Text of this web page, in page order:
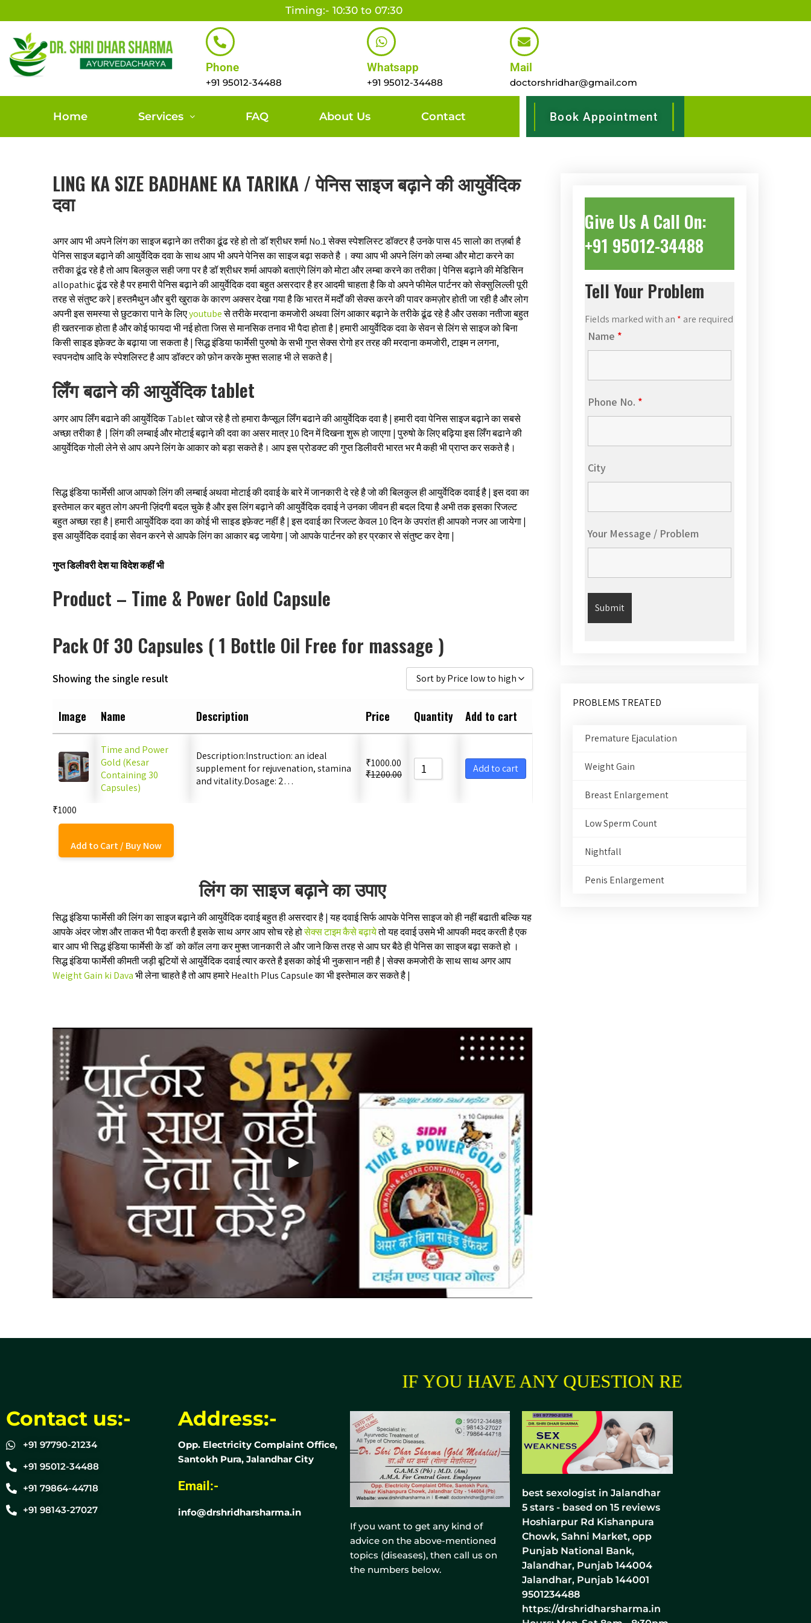
Timing:- 10:30 to 07:30
Phone
+91 95012-34488
Whatsapp
+91 95012-34488
Mail
doctorshridhar@gmail.com
Home Services FAQ About Us Contact Book Appointment
LING KA SIZE BADHANE KA TARIKA / पेनिस साइज बढ़ाने की आयुर्वेदिक
दवा
अगर आप भी अपने लिंग का साइज बढ़ाने का तरीका ढूंढ रहे हो तो डॉ श्रीधर शर्मा No.1 सेक्स स्पेशलिस्ट डॉक्टर है उनके पास 45 सालो का तज़र्बा है
पेनिस साइज बढ़ाने की आयुर्वेदिक दवा के साथ आप भी अपने पेनिस का साइज बढ़ा सकते है । क्या आप भी अपने लिंग को लम्बा और मोटा करने का
तरीका ढूंढ रहे है तो आप बिलकुल सही जगा पर है डॉ श्रीधर शर्मा आपको बताएंगे लिंग को मोटा और लम्बा करने का तरीका | पेनिस बढ़ाने की मेडिसिन
allopathic ढूंढ रहे है पर हमारी पेनिस बढ़ाने की आयुर्वेदिक दवा बहुत असरदार है हर आदमी चाहता है कि वो अपने फीमेल पार्टनर को सेक्सुलिल्ली पूरी
तरह से संतुष्ट करे | हस्तमैथुन और बुरी खुराक के कारण अक्सर देखा गया है कि भारत में मर्दों की सेक्स करने की पावर कमज़ोर होती जा रही है और लोग
अपनी इस समस्या से छुटकारा पाने के लिएyoutubeसे तरीके मरदाना कमजोरी अथवा लिंग आकार बढ़ाने के तरीके ढूंढ रहे है और उसका नतीजा बहुत
ही खतरनाक होता है और कोई फायदा भी नई होता जिस से मानसिक तनाव भी पैदा होता है | हमारी आयुर्वेदिक दवा के सेवन से लिंग से साइज को बिना
किसी साइड इफ़ेक्ट के बढ़ाया जा सकता है | सिद्ध इंडिया फार्मेसी पुरुषो के सभी गुप्त सेक्स रोगो हर तरह की मरदाना कमजोरी, टाइम न लगना,
स्वपनदोष आदि के स्पेशलिस्ट है आप डॉक्टर को फ़ोन करके मुफ्त सलाह भी ले सकते है |
लिँग बढाने की आयुर्वेदिक tablet
अगर आप लिँग बढाने की आयुर्वेदिक Tablet खोज रहे है तो हमारा कैप्सूल लिँग बढाने की आयुर्वेदिक दवा है | हमारी दवा पेनिस साइज बढ़ाने का सबसे
अच्छा तरीका है | लिंग की लम्बाई और मोटाई बढ़ाने की दवा का असर मात्र 10 दिन में दिखना शुरू हो जाएगा | पुरुषो के लिए बढ़िया इस लिँग बढाने की
आयुर्वेदिक गोली लेने से आप अपने लिंग के आकार को बड़ा सकते है। आप इस प्रोडक्ट की गुप्त डिलीवरी भारत भर मै कही भी प्राप्त कर सकते है।
सिद्ध इंडिया फार्मेसी आज आपको लिंग की लम्बाई अथवा मोटाई की दवाई के बारे में जानकारी दे रहे है जो की बिलकुल ही आयुर्वेदिक दवाई है | इस दवा का
इस्तेमाल कर बहुत लोग अपनी ज़िंदगी बदल चुके है और इस लिंग बढ़ाने की आयुर्वेदिक दवाई ने उनका जीवन ही बदल दिया है अभी तक इसका रिजल्ट
बहुत अच्छा रहा है | हमारी आयुर्वेदिक दवा का कोई भी साइड इफ़ेक्ट नहीं है | इस दवाई का रिजल्ट केवल 10 दिन के उपरांत ही आपको नजर आ जायेगा |
इस आयुर्वेदिक दवाई का सेवन करने से आपके लिंग का आकार बढ़ जायेगा | जो आपके पार्टनर को हर प्रकार से संतुष्ट कर देगा |
गुप्त डिलीवरी देश या विदेश कहीं भी
Product – Time & Power Gold Capsule
Pack Of 30 Capsules ( 1 Bottle Oil Free for massage )
Showing the single result Sort by Price low to high
Sort by Price high to low
Image Name Description Price Quantity Add to cart
Time and Power
Gold (Kesar
Containing 30
Capsules)
Description:Instruction: an ideal
supplement for rejuvenation, stamina
and vitality.Dosage: 2…
₹1000.00
₹1200.00 Add to cart
₹1000
Add to Cart / Buy Now
लिंग का साइज बढ़ाने का उपाए
सिद्ध इंडिया फार्मेसी की लिंग का साइज बढ़ाने की आयुर्वेदिक दवाई बहुत ही असरदार है | यह दवाई सिर्फ आपके पेनिस साइज को ही नहीं बढाती बल्कि यह
आपके अंदर जोश और ताकत भी पैदा करती है इसके साथ अगर आप सोच रहे होसेक्स टाइम कैसे बढ़ायेतो यह दवाई उसमे भी आपकी मदद करती है एक
बार आप भी सिद्ध इंडिया फार्मेसी के डॉ को कॉल लगा कर मुफ्त जानकारी ले और जाने किस तरह से आप घर बैठे ही पेनिस का साइज बढ़ा सकते हो ।
सिद्ध इंडिया फार्मेसी कीमती जड़ी बूटियों से आयुर्वेदिक दवाई त्यार करते है इसका कोई भी नुकसान नही है | सेक्स कमजोरी के साथ साथ अगर आप
Weight Gain ki Davaभी लेना चाहते है तो आप हमारे Health Plus Capsule का भी इस्तेमाल कर सकते है |
Give Us A Call On:
+91 95012-34488
Tell Your Problem
Fields marked with an * are required
Name *
Phone No. *
City
Your Message / Problem
PROBLEMS TREATED
Premature Ejaculation
Weight Gain
Breast Enlargement
Low Sperm Count
Nightfall
Penis Enlargement
IF YOU HAVE ANY QUESTION REGARDING YOUR
Contact us:-
+91 97790-21234
+91 95012-34488
+91 79864-44718
+91 98143-27027
Address:-
Opp. Electricity Complaint Office,
Santokh Pura, Jalandhar City
Email:-
info@drshridharsharma.in
If you want to get any kind of
advice on the above-mentioned
topics (diseases), then call us on
the numbers below.
best sexologist in Jalandhar
5 stars - based on 15 reviews
Hoshiarpur Rd Kishanpura
Chowk, Sahni Market, opp
Punjab National Bank,
Jalandhar, Punjab 144004
Jalandhar, Punjab 144001
9501234488
https://drshridharsharma.in